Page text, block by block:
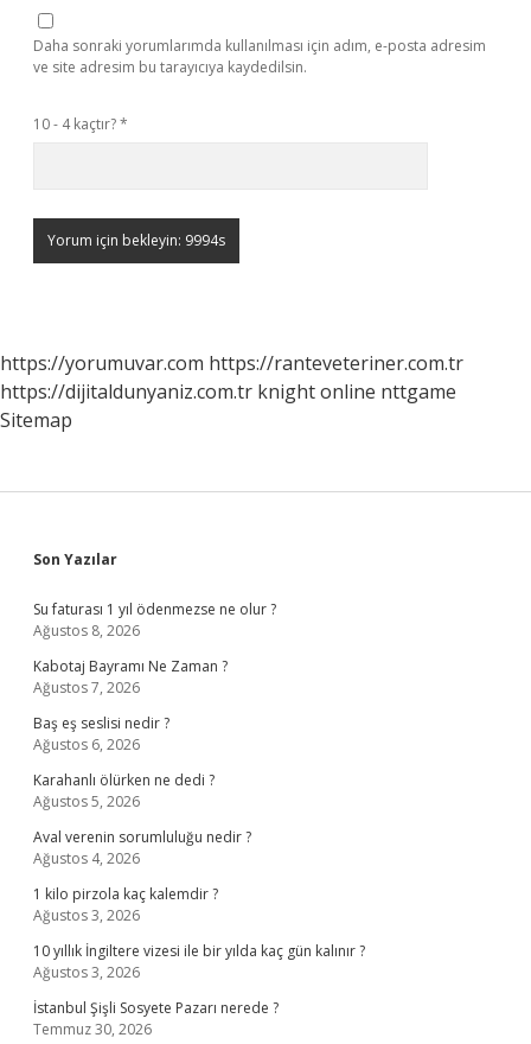
Daha sonraki yorumlarımda kullanılması için adım, e-posta adresim
ve site adresim bu tarayıcıya kaydedilsin.
10 - 4 kaçtır?*
https://yorumuvar.com https://ranteveteriner.com.tr
https://dijitaldunyaniz.com.tr knight online nttgame
Sitemap
Sidebar
Son Yazılar
Su faturası 1 yıl ödenmezse ne olur ?
Ağustos 8, 2026
Kabotaj Bayramı Ne Zaman ?
Ağustos 7, 2026
Baş eş seslisi nedir ?
Ağustos 6, 2026
Karahanlı ölürken ne dedi ?
Ağustos 5, 2026
Aval verenin sorumluluğu nedir ?
Ağustos 4, 2026
1 kilo pirzola kaç kalemdir ?
Ağustos 3, 2026
10 yıllık İngiltere vizesi ile bir yılda kaç gün kalınır ?
Ağustos 3, 2026
İstanbul Şişli Sosyete Pazarı nerede ?
Temmuz 30, 2026